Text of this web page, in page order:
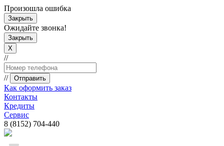
Произошла ошибка
Закрыть
Ожидайте звонка!
Закрыть
X
//
// Отправить
Как оформить заказ
Контакты
Кредиты
Сервис
8 (8152) 704-440